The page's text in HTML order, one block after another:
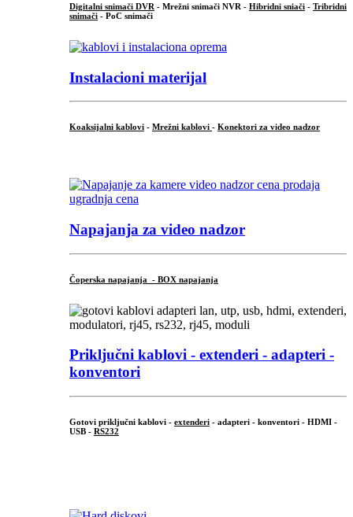
Digitalni snimači DVR - Mrežni snimači NVR - Hibridni sniači - Tribridni
snimači - PoC snimači
Instalacioni materijal
Koaksijalni kablovi - Mrežni kablovi - Konektori za video nadzor
Napajanja za video nadzor
Čoperska napajanja - BOX napajanja
Priključni kablovi - extenderi - adapteri -
konventori
Gotovi priključni kablovi - extenderi - adapteri - konventori - HDMI -
USB - RS232